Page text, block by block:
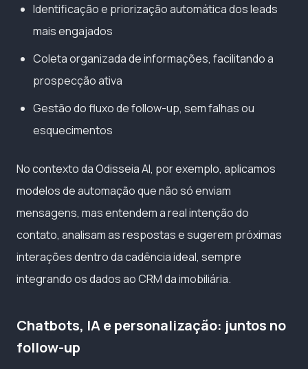
Identificação e priorização automática dos leads
mais engajados
Coleta organizada de informações, facilitando a
prospecção ativa
Gestão do fluxo de follow-up, sem falhas ou
esquecimentos
No contexto da Odisseia AI, por exemplo, aplicamos
modelos de automação que não só enviam
mensagens, mas entendem a real intenção do
contato, analisam as respostas e sugerem próximas
interações dentro da cadência ideal, sempre
integrando os dados ao CRM da imobiliária.
Chatbots, IA e personalização: juntos no
follow-up